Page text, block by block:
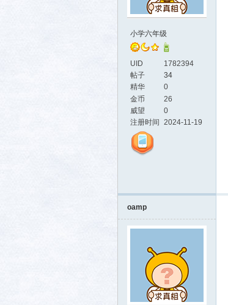
社区小学六年级
UID
1782394
帖子
34
精华
0
金币
26
威望
0
注册时间
2024-11-19
oamp